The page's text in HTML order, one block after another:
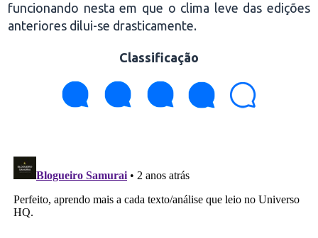
funcionando nesta em que o clima leve das edições
anteriores dilui-se drasticamente.
Classificação